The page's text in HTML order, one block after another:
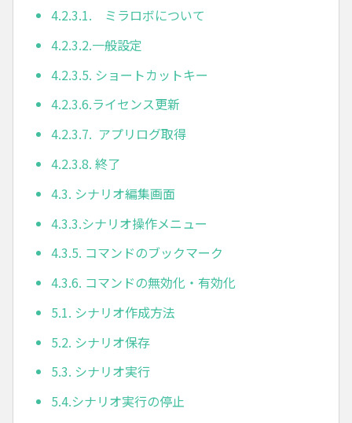
4.2.3.1. ミラロボについて
4.2.3.2.一般設定
4.2.3.5. ショートカットキー
4.2.3.6.ライセンス更新
4.2.3.7. アプリログ取得
4.2.3.8. 終了
4.3. シナリオ編集画面
4.3.3.シナリオ操作メニュー
4.3.5. コマンドのブックマーク
4.3.6. コマンドの無効化・有効化
5.1. シナリオ作成方法
5.2. シナリオ保存
5.3. シナリオ実行
5.4.シナリオ実行の停止